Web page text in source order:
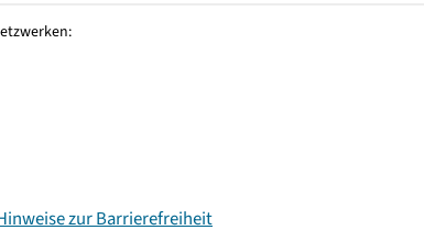
zur Barrierefreiheit